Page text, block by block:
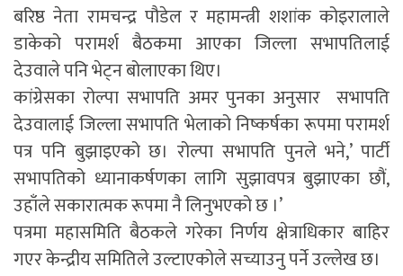
बरिष्ठ नेता रामचन्द्र पौडेल र महामन्त्री शशांक कोइरालाले
डाकेको परामर्श बैठकमा आएका जिल्ला सभापतिलाई
देउवाले पनि भेट्न बोलाएका थिए।
कांग्रेसका रोल्पा सभापति अमर पुनका अनुसार सभापति
देउवालाई जिल्ला सभापति भेलाको निष्कर्षका रूपमा परामर्श
पत्र पनि बुझाइएको छ। रोल्पा सभापति पुनले भने,’ पार्टी
सभापतिको ध्यानाकर्षणका लागि सुझावपत्र बुझाएका छौं,
उहाँले सकारात्मक रूपमा नै लिनुभएको छ ।’
पत्रमा महासमिति बैठकले गरेका निर्णय क्षेत्राधिकार बाहिर
गएर केन्द्रीय समितिले उल्टाएकोले सच्याउनु पर्ने उल्लेख छ।